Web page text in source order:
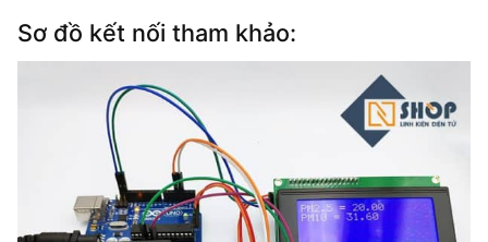
Sơ đồ kết nối tham khảo: